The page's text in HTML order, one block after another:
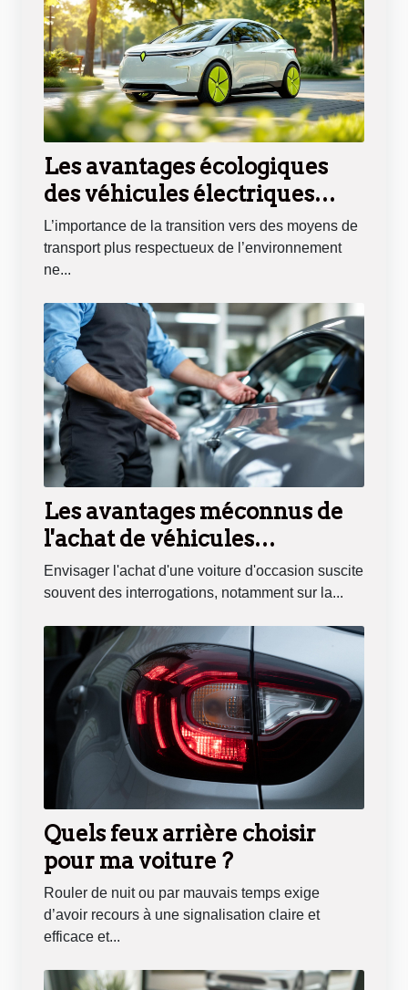
Les avantages écologiques
des véhicules électriques
légers
L’importance de la transition vers des moyens de
transport plus respectueux de l’environnement
ne...
Les avantages méconnus de
l'achat de véhicules
d'occasion chez un
concessionnaire
Envisager l'achat d'une voiture d'occasion suscite
souvent des interrogations, notamment sur la...
Quels feux arrière choisir
pour ma voiture ?
Rouler de nuit ou par mauvais temps exige
d’avoir recours à une signalisation claire et
efficace et...